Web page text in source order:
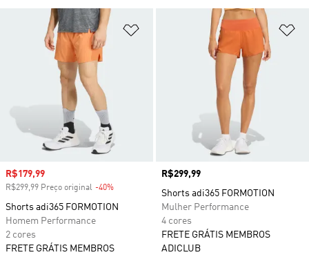
Adicionar à Lista de Desejos
Preço com desconto
R$179,99
R$299,99 Preço original -40%
Shorts adi365 FORMOTION
Homem Performance
2 cores
FRETE GRÁTIS MEMBROS
Preço
R$299,99
Shorts adi365 FORMOTION
Mulher Performance
4 cores
FRETE GRÁTIS MEMBROS
ADICLUB